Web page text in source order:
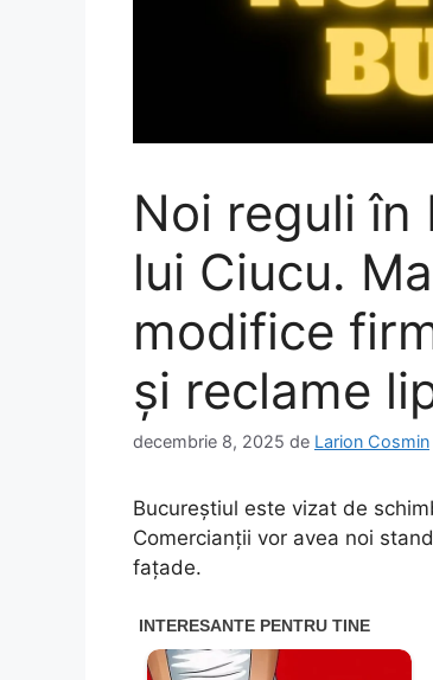
Noi reguli în
lui Ciucu.
modifice
și reclame
decembrie 8, 2025 de Larion Cosmin
Bucureștiul este vizat de
Comercianții vor avea noi
fațade.